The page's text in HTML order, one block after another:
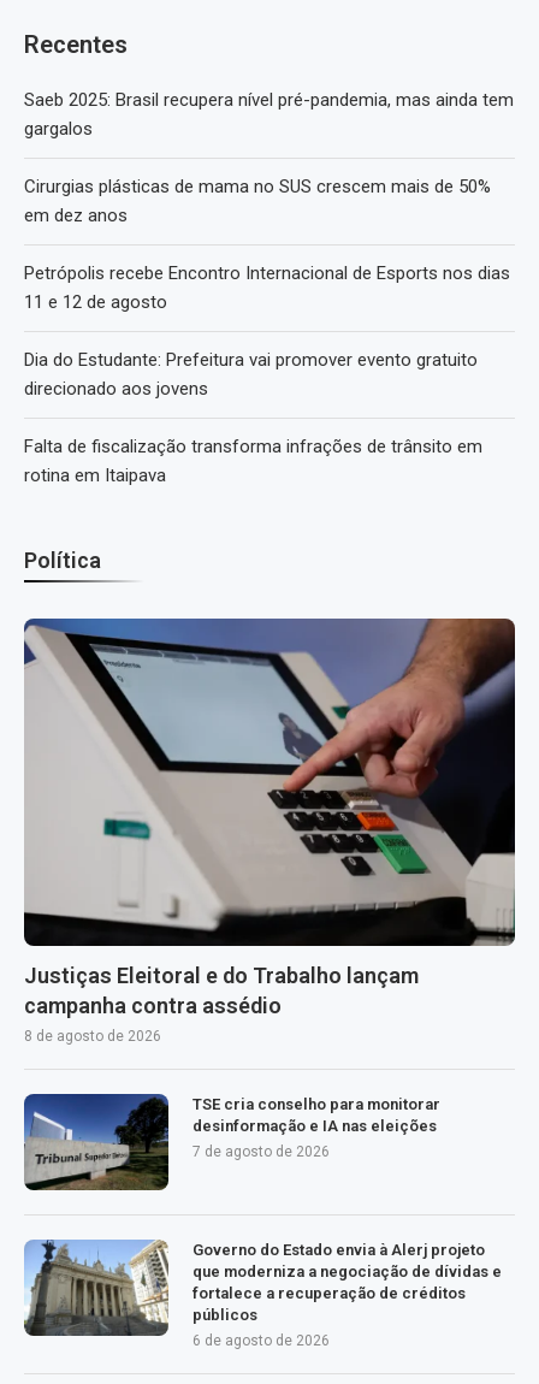
Recentes
Saeb 2025: Brasil recupera nível pré-pandemia, mas ainda tem
gargalos
Cirurgias plásticas de mama no SUS crescem mais de 50%
em dez anos
Petrópolis recebe Encontro Internacional de Esports nos dias
11 e 12 de agosto
Dia do Estudante: Prefeitura vai promover evento gratuito
direcionado aos jovens
Falta de fiscalização transforma infrações de trânsito em
rotina em Itaipava
Política
Justiças Eleitoral e do Trabalho lançam
campanha contra assédio
8 de agosto de 2026
TSE cria conselho para monitorar
desinformação e IA nas eleições
7 de agosto de 2026
Governo do Estado envia à Alerj projeto
que moderniza a negociação de dívidas e
fortalece a recuperação de créditos
públicos
6 de agosto de 2026